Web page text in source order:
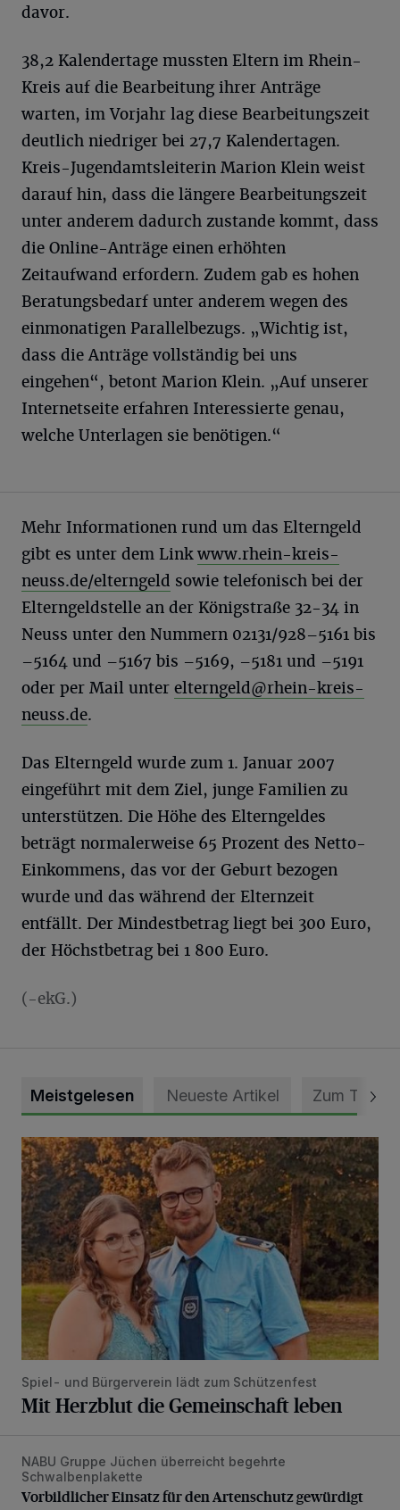
davor.
38,2 Kalendertage mussten Eltern im Rhein-
Kreis auf die Bearbeitung ihrer Anträge
warten, im Vorjahr lag diese Bearbeitungszeit
deutlich niedriger bei 27,7 Kalendertagen.
Kreis-Jugendamtsleiterin Marion Klein weist
darauf hin, dass die längere Bearbeitungszeit
unter anderem dadurch zustande kommt, dass
die Online-Anträge einen erhöhten
Zeitaufwand erfordern. Zudem gab es hohen
Beratungsbedarf unter anderem wegen des
einmonatigen Parallelbezugs. „Wichtig ist,
dass die Anträge vollständig bei uns
eingehen“, betont Marion Klein. „Auf unserer
Internetseite erfahren Interessierte genau,
welche Unterlagen sie benötigen.“
Mehr Informationen rund um das Elterngeld
gibt es unter dem Linkwww.rhein-kreis-
neuss.de/elterngeld sowie telefonisch bei der
Elterngeldstelle an der Königstraße 32-34 in
Neuss unter den Nummern 02131/928–5161 bis
–5164 und –5167 bis –5169, –5181 und –5191
oder per Mail unter elterngeld@rhein-kreis-
neuss.de.
Das Elterngeld wurde zum 1. Januar 2007
eingeführt mit dem Ziel, junge Familien zu
unterstützen. Die Höhe des Elterngeldes
beträgt normalerweise 65 Prozent des Netto-
Einkommens, das vor der Geburt bezogen
wurde und das während der Elternzeit
entfällt. Der Mindestbetrag liegt bei 300 Euro,
der Höchstbetrag bei 1 800 Euro.
(-ekG.)
Meistgelesen Neueste Artikel Zum Thema
Mit Herzblut die Gemeinschaft leben
Spiel- und Bürgerverein lädt zum Schützenfest
Mit Herzblut die Gemeinschaft leben
Vorbildlicher Einsatz für den Artenschutz gewürdigt
NABU Gruppe Jüchen überreicht begehrte
Schwalbenplakette
Vorbildlicher Einsatz für den Artenschutz gewürdigt